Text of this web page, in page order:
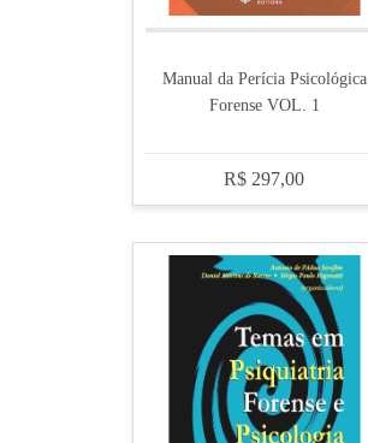
Manual da Perícia Psicológica
Forense VOL. 1
R$ 297,00